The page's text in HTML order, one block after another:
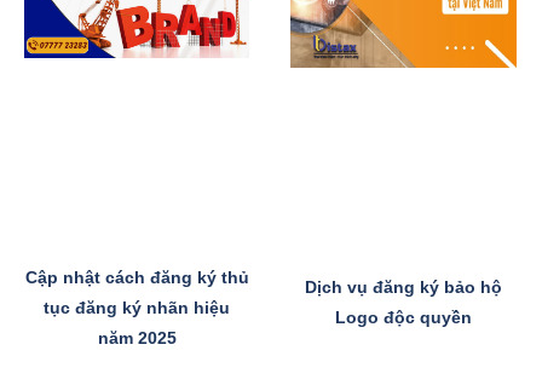
Cập nhật cách đăng ký thủ
tục đăng ký nhãn hiệu
năm 2025
Dịch vụ đăng ký bảo hộ
Logo độc quyền